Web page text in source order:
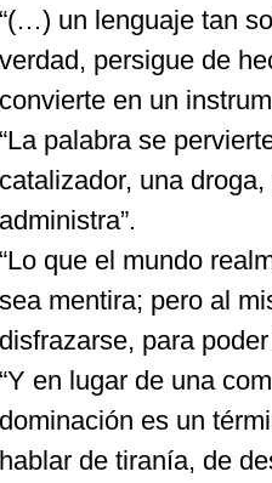
“(…) un lenguaje tan
verdad, persigue de
convierte en un
“La palabra se
catalizador, una
administra”.
“Lo que el mundo
sea mentira; pero al
disfrazarse, para
“Y en lugar de una
dominación es un
hablar de tiranía, de